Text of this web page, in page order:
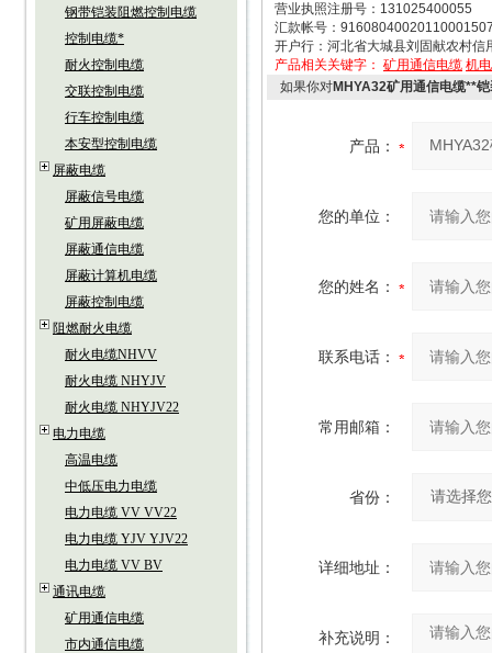
钢带铠装阻燃控制电缆
控制电缆*
耐火控制电缆
交联控制电缆
行车控制电缆
本安型控制电缆
屏蔽电缆
屏蔽信号电缆
矿用屏蔽电缆
屏蔽通信电缆
屏蔽计算机电缆
屏蔽控制电缆
阻燃耐火电缆
耐火电缆NHVV
耐火电缆 NHYJV
耐火电缆 NHYJV22
电力电缆
高温电缆
中低压电力电缆
电力电缆 VV VV22
电力电缆 YJV YJV22
电力电缆 VV BV
通讯电缆
矿用通信电缆
市内通信电缆
营业执照注册号：131025400055
汇款帐号：
开户行：河北省大城县刘固献农村信
产品相关关键字： 矿用通信电缆 机
如果你对MHYA32矿用通信电缆**
产品：
您的单位：
您的姓名：
联系电话：
常用邮箱：
省份：
详细地址：
补充说明：